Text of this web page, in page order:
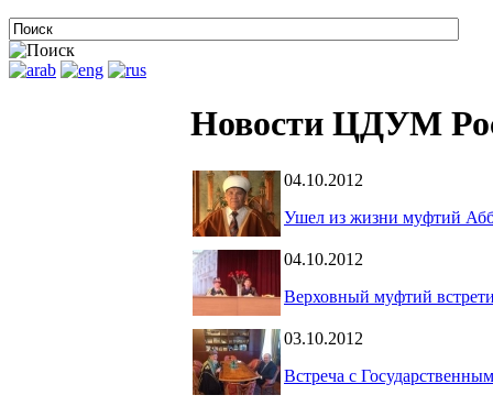
Новости ЦДУМ
04.10.2012
Ушел из жизни муфтий
04.10.2012
Верховный муфтий
03.10.2012
Встреча с